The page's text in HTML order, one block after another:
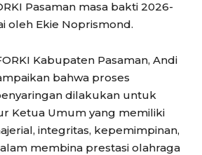
Pasaman masa bakti 2026-
oleh Ekie Noprismond.
Kabupaten Pasaman, Andi
bahwa proses
dilakukan untuk
Ketua Umum yang memiliki
integritas, kepemimpinan,
membina prestasi olahraga